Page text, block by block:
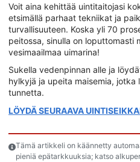
Voit aina kehittää uintitaitojasi
etsimällä parhaat tekniikat ja
turvallisuuteen. Koska yli 70
peitossa, sinulla on loputtomasti
vesimaailmaa uimarina!
Sukella vedenpinnan alle ja
hylkyjä ja upeita maisemia, jotka
tunnetta.
LÖYDÄ SEURAAVA
Tämä artikkeli on käännetty
pieniä epätarkkuuksia; katso